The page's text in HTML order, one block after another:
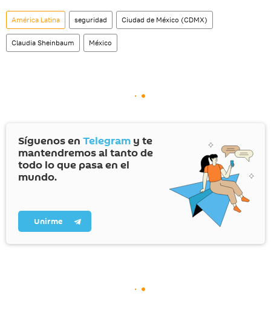
América Latina seguridad Ciudad de México (CDMX)
Claudia Sheinbaum México
Síguenos en Telegram y te
mantendremos al tanto de
todo lo que pasa en el
mundo.
Unirme